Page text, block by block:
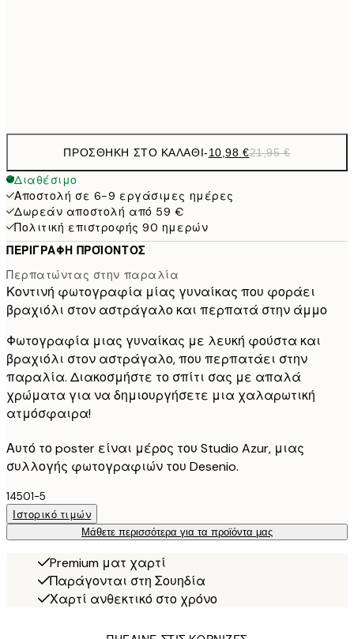
ΠΡΟΣΘΉΚΗ ΣΤΟ ΚΑΛΆΘΙ-10,98 €21,95 €
Διαθέσιμο
Αποστολή σε 6-9 εργάσιμες ημέρες
Δωρεάν αποστολή από 59 €
Πολιτική επιστροφής 90 ημερών
ΠΕΡΙΓΡΑΦΉ ΠΡΟΪΌΝΤΟΣ
Περπατώντας στην παραλία
Κοντινή φωτογραφία μίας γυναίκας που φοράει
βραχιόλι στον αστράγαλο και περπατά στην άμμο
Φωτογραφία μιας γυναίκας με λευκή φούστα και
βραχιόλι στον αστράγαλο, που περπατάει στην
παραλία. Διακοσμήστε το σπίτι σας με απαλά
χρώματα για να δημιουργήσετε μια χαλαρωτική
ατμόσφαιρα!
Αυτό το poster είναι μέρος του Studio Azur, μιας
συλλογής φωτογραφιών του Desenio.
14501-5
Ιστορικό τιμών
Μάθετε περισσότερα για τα προϊόντα μας
Premium ματ χαρτί
Παράγονται στη Σουηδία
Χαρτί ανθεκτικό στο χρόνο